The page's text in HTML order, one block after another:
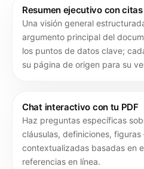
Resumen ejecutivo con
Una visión general
argumento principal del
los puntos de datos clave;
su página de origen para su
Chat interactivo con tu PDF
Haz preguntas específicas
cláusulas, definiciones,
contextualizadas basadas en
referencias en línea.